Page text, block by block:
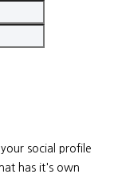
social profile
has it's own